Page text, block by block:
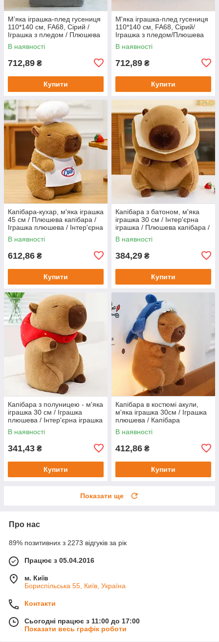
Мʼяка іграшка-плед гусениця
110*140 см, FA68, Сірий /
Іграшка з пледом / Плюшева
гусениця / Іграшка-подушка
В наявності
712,89 ₴
Купити
М'яка іграшка-плед гусениця
110*140 см, FA68, Сірий/
Іграшка з пледом/Плюшева
гусениця/Іграшка-подушка
В наявності
712,89 ₴
Купити
Капібара-кухар, м'яка іграшка
45 см / Плюшева капібара /
Іграшка плюшева / Інтер'єрна
іграшка
В наявності
612,86 ₴
Купити
Капібара з батоном, м'яка
іграшка 30 см / Інтер'єрна
іграшка / Плюшева капібара /
Плюшева іграшка
В наявності
384,29 ₴
Купити
Капібара з полуницею - м'яка
іграшка 30 см / Іграшка
плюшева / Інтер'єрна іграшка
/ Плюшева капібара
В наявності
341,43 ₴
Купити
Капібара в костюмі акули,
м'яка іграшка 30см / Іграшка
плюшева / Капібара
плюшева / Інтер'єрна іграшка
В наявності
412,86 ₴
Купити
Показати ще
Про нас
89% позитивних з 2273 відгуків за рік
Працює з 05.04.2016
м. Київ
Бориспільська 55, Київ, Україна
Контакти
Сьогодні працює з 11:00 до 17:00
Показати весь графік роботи